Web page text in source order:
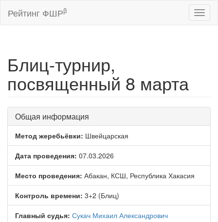
Рейтинг ФШРβ
Блиц-турнир,
посвященный 8 марта
Общая информация
Метод жеребьёвки: Швейцарская
Дата проведения: 07.03.2026
Место проведения: Абакан, КСШ, Республика Хакасия
Контроль времени: 3+2 (Блиц)
Главный судья: Сукач Михаил Александрович